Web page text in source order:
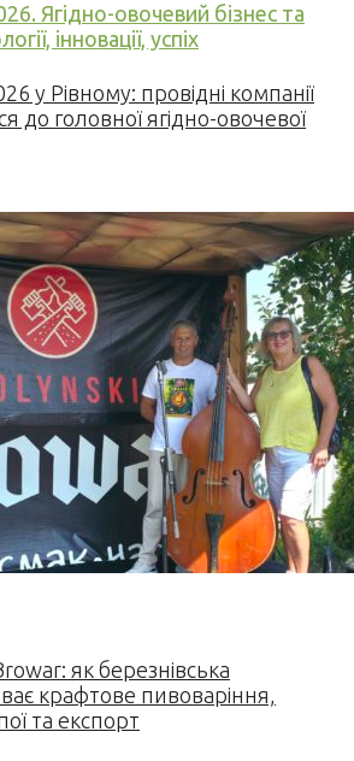
Ягідно-овочевий бізнес та
інновації, успіх
у Рівному: провідні компанії
до головної ягідно-овочевої
як березнівська
крафтове пивоваріння,
та експорт